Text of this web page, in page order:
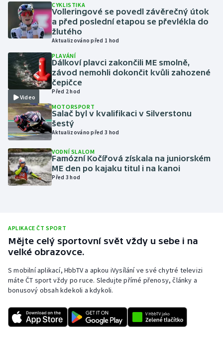
Lezení
Lyže a snowboard
Moderní pětiboj
Motorsport
Olympijské hry
Parasport
Plavání
Plážový volejbal
Rychlobruslení
Rychlostní kanoistika
Short track
Stolní tenis
CYKLISTIKA
Volleringové se povedl závěrečný útok
a před poslední etapou se převlékla do
žlutého
Aktualizováno před 1 hod
Video
PLAVÁNÍ
Dálkoví plavci zakončili ME smolně,
závod nemohli dokončit kvůli zahozené
čepičce
Před 2 hod
MOTORSPORT
Salač byl v kvalifikaci v Silverstonu
šestý
Aktualizováno před 3 hod
VODNÍ SLALOM
Famózní Kočířová získala na juniorském
ME den po kajaku titul i na kanoi
Před 3 hod
APLIKACE ČT SPORT
Mějte celý sportovní svět vždy u sebe i na
velké obrazovce.
S mobilní aplikací, HbbTV a apkou iVysílání ve své chytré televizi
máte ČT sport vždy po ruce. Sledujte přímé přenosy, články a
bonusový obsah kdekoli a kdykoli.